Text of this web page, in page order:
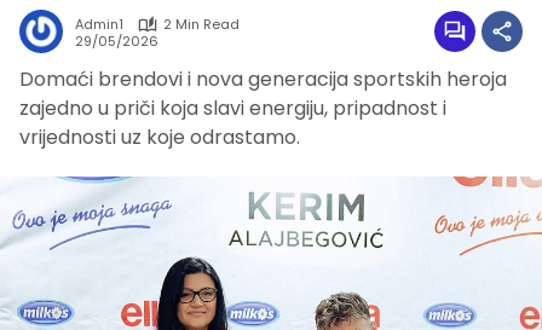
Admin1
2 Min Read
29/05/2026
Domaći brendovi i nova generacija sportskih heroja
zajedno u priči koja slavi energiju, pripadnost i
vrijednosti uz koje odrastamo.